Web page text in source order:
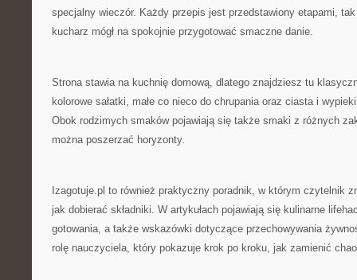
specjalny wieczór. Każdy przepis jest przedstawiony etapami,
kucharz mógł na spokojnie przygotować smaczne danie.
Strona stawia na kuchnię domową, dlatego znajdziesz tu
kolorowe sałatki, małe co nieco do chrupania oraz ciasta i
Obok rodzimych smaków pojawiają się także smaki z różnych
można poszerzać horyzonty.
Izagotuje.pl to również praktyczny poradnik, w którym czytelnik
jak dobierać składniki. W artykułach pojawiają się kulinarne
gotowania, a także wskazówki dotyczące przechowywania
rolę nauczyciela, który pokazuje krok po kroku, jak zamienić